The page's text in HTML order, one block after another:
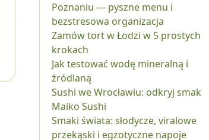
Poznaniu — pyszne menu i
bezstresowa organizacja
Zamów tort w Łodzi w 5 prostych
krokach
Jak testować wodę mineralną i
źródlaną
Sushi we Wrocławiu: odkryj smak
Maiko Sushi
Smaki świata: słodycze, viralowe
przekąski i egzotyczne napoje